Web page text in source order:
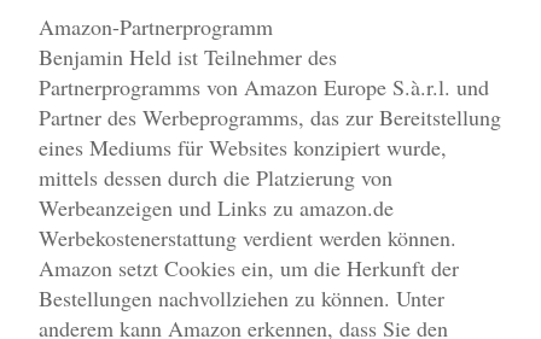
Amazon-Partnerprogramm
Benjamin Held ist Teilnehmer des
Partnerprogramms von Amazon Europe S.à.r.l. und
Partner des Werbeprogramms, das zur Bereitstellung
eines Mediums für Websites konzipiert wurde,
mittels dessen durch die Platzierung von
Werbeanzeigen und Links zu amazon.de
Werbekostenerstattung verdient werden können.
Amazon setzt Cookies ein, um die Herkunft der
Bestellungen nachvollziehen zu können. Unter
anderem kann Amazon erkennen, dass Sie den